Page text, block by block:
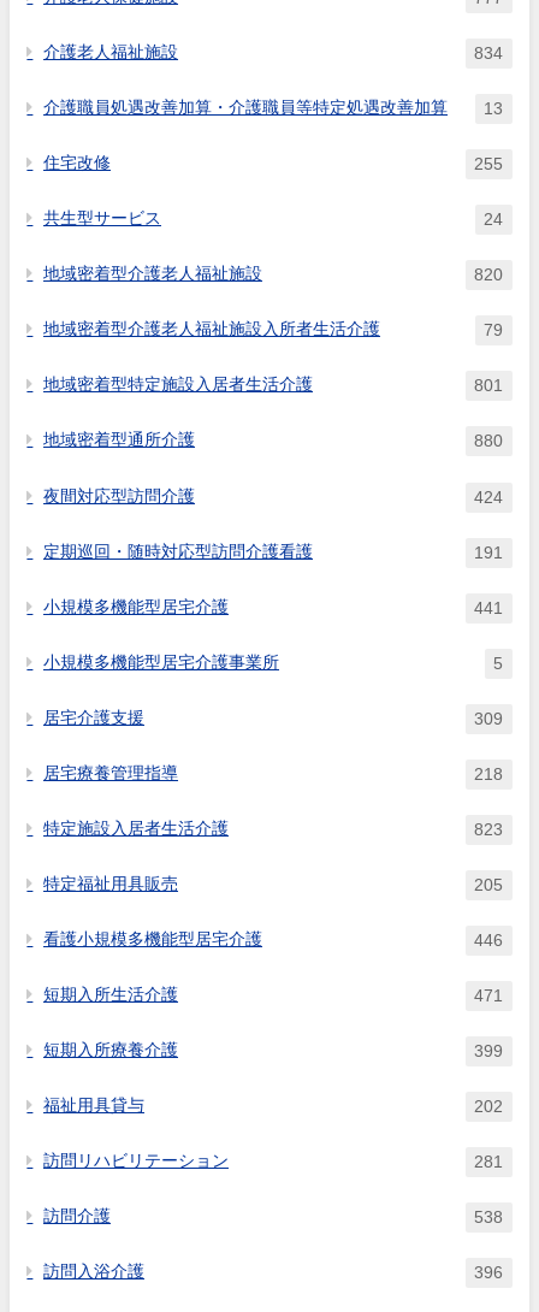
介護老人福祉施設 834
介護職員処遇改善加算・介護職員等特定処遇改善加算 13
住宅改修 255
共生型サービス 24
地域密着型介護老人福祉施設 820
地域密着型介護老人福祉施設入所者生活介護 79
地域密着型特定施設入居者生活介護 801
地域密着型通所介護 880
夜間対応型訪問介護 424
定期巡回・随時対応型訪問介護看護 191
小規模多機能型居宅介護 441
小規模多機能型居宅介護事業所 5
居宅介護支援 309
居宅療養管理指導 218
特定施設入居者生活介護 823
特定福祉用具販売 205
看護小規模多機能型居宅介護 446
短期入所生活介護 471
短期入所療養介護 399
福祉用具貸与 202
訪問リハビリテーション 281
訪問介護 538
訪問入浴介護 396